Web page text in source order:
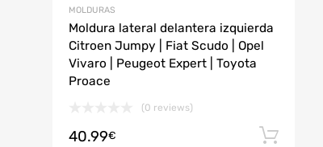
Añadir al carrito
MOLDURAS
Moldura lateral delantera izquierda
Citroen Jumpy | Fiat Scudo | Opel
Vivaro | Peugeot Expert | Toyota
Proace
(0 reviews)
40.99€